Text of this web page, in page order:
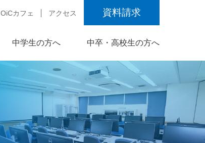
OiCカフェ アクセス 資料請求
中学生の方へ 中卒・高校生の方へ